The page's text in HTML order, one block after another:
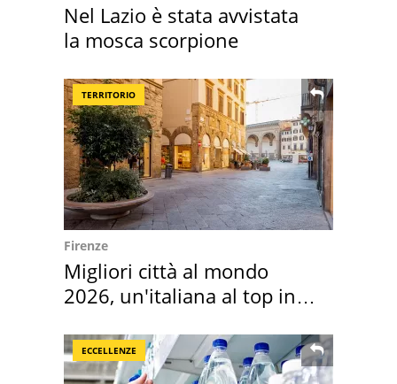
Nel Lazio è stata avvistata
la mosca scorpione
TERRITORIO
Firenze
Migliori città al mondo
2026, un'italiana al top in
ECCELLENZE